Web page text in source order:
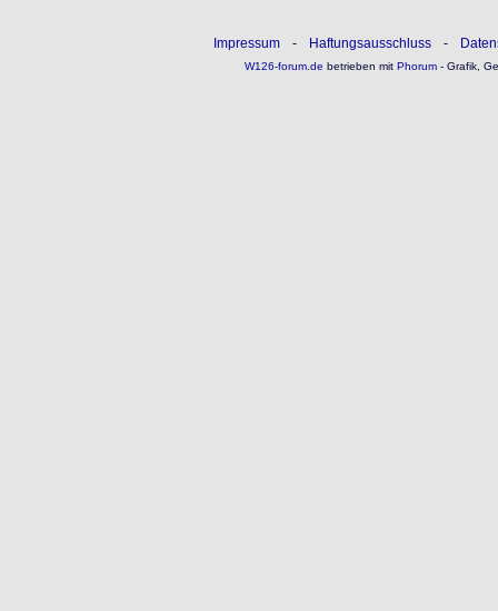
Impressum - Haftungsausschluss -
W126-forum.de betrieben mitPhorum- Grafik,